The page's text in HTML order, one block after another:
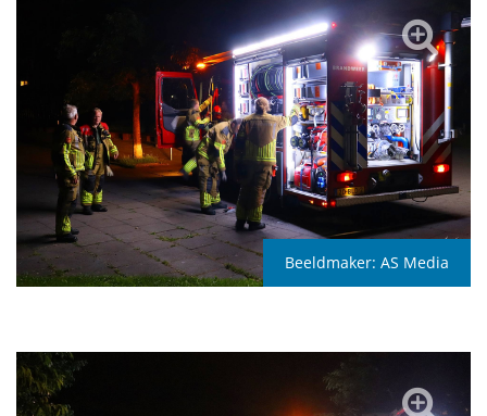
Beeldmaker: AS Media